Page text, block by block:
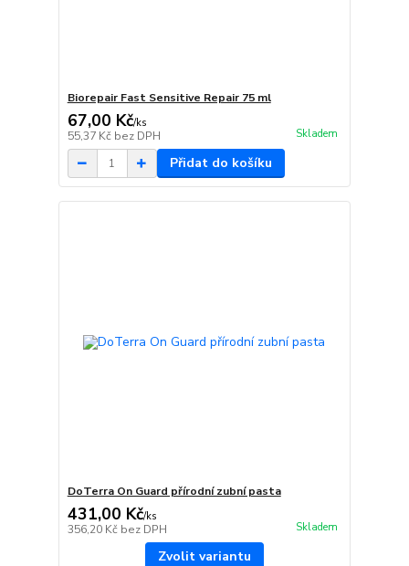
Biorepair Fast Sensitive Repair 75 ml
67,00 Kč/ks
55,37 Kč bez DPH Skladem
Přidat do košíku
DoTerra On Guard přírodní zubní pasta
431,00 Kč/ks
356,20 Kč bez DPH Skladem
Zvolit variantu